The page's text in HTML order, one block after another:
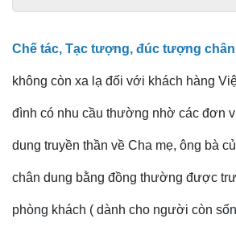
Chế tác, Tạc tượng, đúc tượng
không còn xa lạ đối với khách hàng
đình có nhu cầu thường nhờ các đơn
dung truyền thần về Cha mẹ, ông bà
chân dung bằng đồng thường được
phòng khách ( dành cho người còn